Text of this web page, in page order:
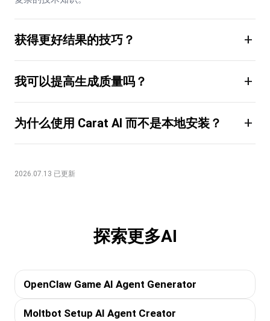
获得更好结果的技巧？ +
我可以提高生成质量吗？ +
为什么使用 Carat AI 而不是本地安装？ +
2026.07.13 已更新
探索更多AI
OpenClaw Game AI Agent Generator
Moltbot Setup AI Agent Creator